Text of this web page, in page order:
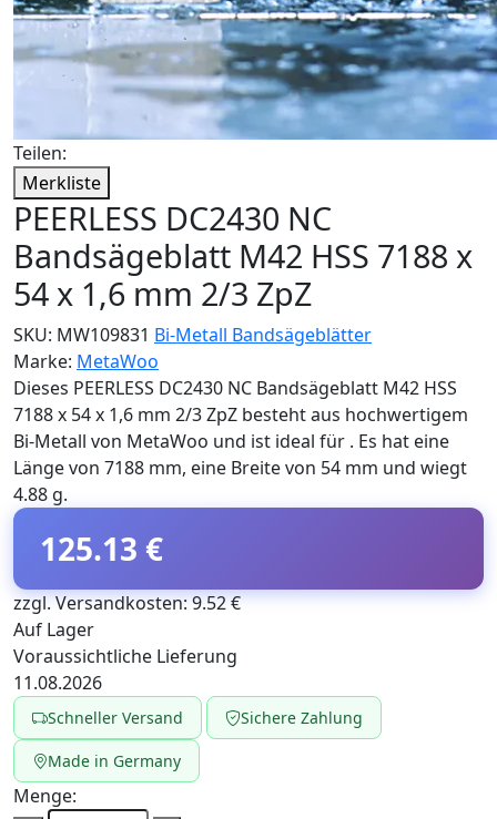
Teilen:
Merkliste
PEERLESS DC2430 NC
Bandsägeblatt M42 HSS 7188 x
54 x 1,6 mm 2/3 ZpZ
SKU: MW109831 Bi-Metall Bandsägeblätter
Marke: MetaWoo
Dieses PEERLESS DC2430 NC Bandsägeblatt M42 HSS
7188 x 54 x 1,6 mm 2/3 ZpZ besteht aus hochwertigem
Bi-Metall von MetaWoo und ist ideal für . Es hat eine
Länge von 7188 mm, eine Breite von 54 mm und wiegt
4.88 g.
125.13 €
zzgl. Versandkosten: 9.52 €
Auf Lager
Voraussichtliche Lieferung
11.08.2026
Schneller Versand Sichere Zahlung
Made in Germany
Menge: